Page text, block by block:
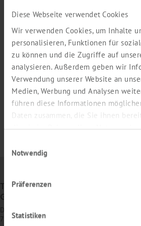
Diese Webseite verwendet Cookies
Wir verwenden Cookies, um Inhalte
personalisieren, Funktionen für
zu können und die Zugriffe auf
analysieren. Außerdem geben wir
Verwendung unserer Website an
Medien, Werbung und Analysen
führen diese Informationen
Daten zusammen, die Sie ihnen
die sie im Rahmen Ihrer Nutzung
Notwendig
Präferenzen
Statistiken
TH. GEYER
GMBH & CO. KG
Dornierstr. 4–6
71272 Renningen